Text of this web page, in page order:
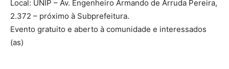
Local: UNIP – Av. Engenheiro Armando de Arruda Pereira,
2.372 – próximo à Subprefeitura.
Evento gratuito e aberto à comunidade e interessados
(as)